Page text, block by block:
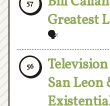
🗣
56
San Leon
20 décembre